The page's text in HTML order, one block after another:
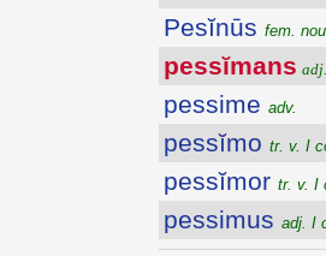
Pesĭnūs fem.
pessĭmans
pessime adv.
pessĭmo tr. v. I
pessĭmor tr. v. I
pessimus adj. I